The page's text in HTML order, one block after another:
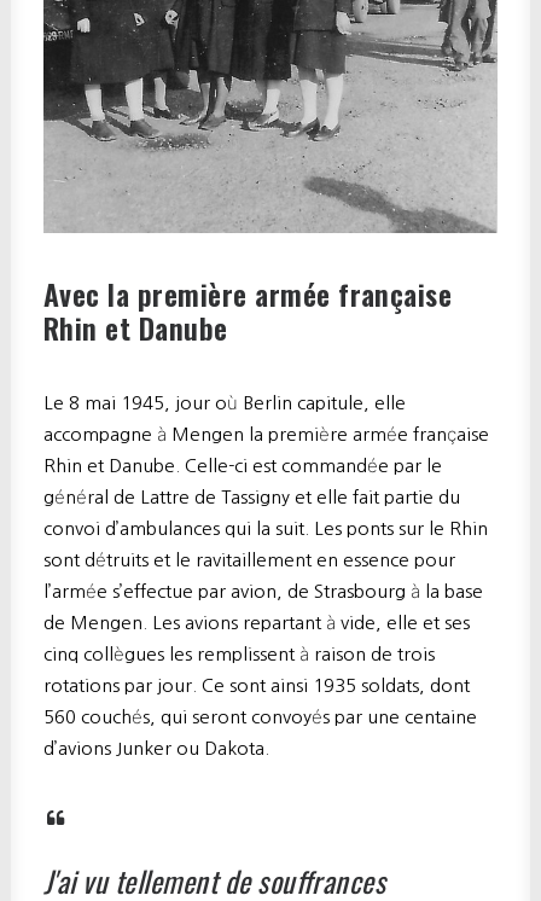
Avec la première armée française
Rhin et Danube
Le 8 mai 1945, jour où Berlin capitule, elle
accompagne à Mengen la première armée française
Rhin et Danube. Celle-ci est commandée par le
général de Lattre de Tassigny et elle fait partie du
convoi d’ambulances qui la suit. Les ponts sur le Rhin
sont détruits et le ravitaillement en essence pour
l’armée s’effectue par avion, de Strasbourg à la base
de Mengen. Les avions repartant à vide, elle et ses
cinq collègues les remplissent à raison de trois
rotations par jour. Ce sont ainsi 1935 soldats, dont
560 couchés, qui seront convoyés par une centaine
d’avions Junker ou Dakota.
J'ai vu tellement de souffrances